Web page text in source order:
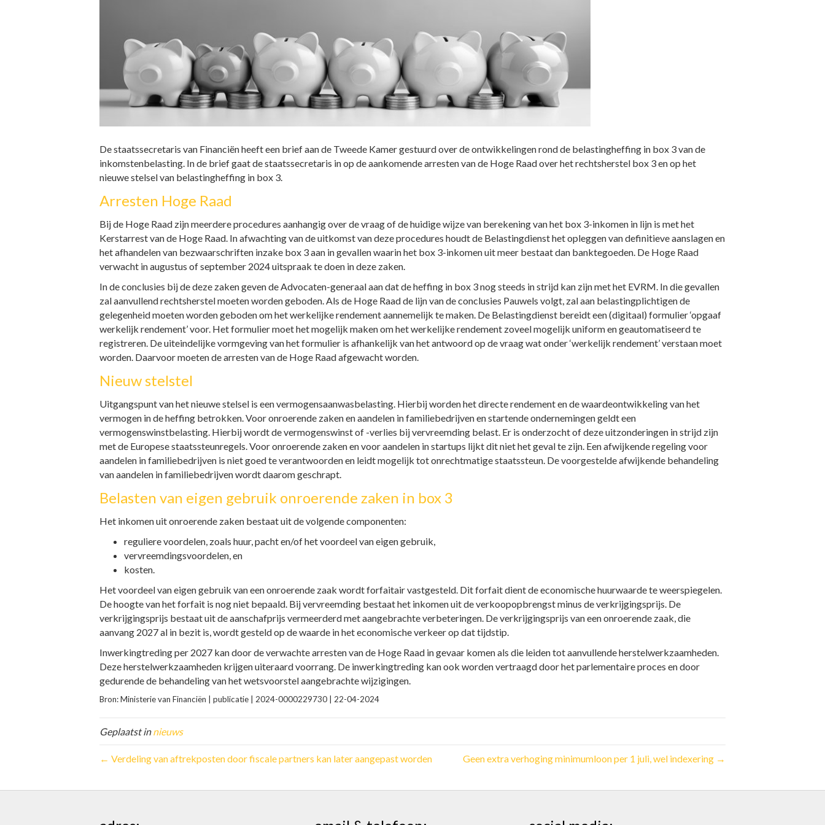
De staatssecretaris van Financiën heeft een brief aan de Tweede Kamer gestuurd over de ontwikkelingen rond de belastingheffing in box 3 van de
inkomstenbelasting. In de brief gaat de staatssecretaris in op de aankomende arresten van de Hoge Raad over het rechtsherstel box 3 en op het
nieuwe stelsel van belastingheffing in box 3.
Arresten Hoge Raad
Bij de Hoge Raad zijn meerdere procedures aanhangig over de vraag of de huidige wijze van berekening van het box 3-inkomen in lijn is met het
Kerstarrest van de Hoge Raad. In afwachting van de uitkomst van deze procedures houdt de Belastingdienst het opleggen van definitieve aanslagen en
het afhandelen van bezwaarschriften inzake box 3 aan in gevallen waarin het box 3-inkomen uit meer bestaat dan banktegoeden. De Hoge Raad
verwacht in augustus of september 2024 uitspraak te doen in deze zaken.
In de conclusies bij de deze zaken geven de Advocaten-generaal aan dat de heffing in box 3 nog steeds in strijd kan zijn met het EVRM. In die gevallen
zal aanvullend rechtsherstel moeten worden geboden. Als de Hoge Raad de lijn van de conclusies Pauwels volgt, zal aan belastingplichtigen de
gelegenheid moeten worden geboden om het werkelijke rendement aannemelijk te maken. De Belastingdienst bereidt een (digitaal) formulier ‘opgaaf
werkelijk rendement’ voor. Het formulier moet het mogelijk maken om het werkelijke rendement zoveel mogelijk uniform en geautomatiseerd te
registreren. De uiteindelijke vormgeving van het formulier is afhankelijk van het antwoord op de vraag wat onder ‘werkelijk rendement’ verstaan moet
worden. Daarvoor moeten de arresten van de Hoge Raad afgewacht worden.
Nieuw stelstel
Uitgangspunt van het nieuwe stelsel is een vermogensaanwasbelasting. Hierbij worden het directe rendement en de waardeontwikkeling van het
vermogen in de heffing betrokken. Voor onroerende zaken en aandelen in familiebedrijven en startende ondernemingen geldt een
vermogenswinstbelasting. Hierbij wordt de vermogenswinst of -verlies bij vervreemding belast. Er is onderzocht of deze uitzonderingen in strijd zijn
met de Europese staatssteunregels. Voor onroerende zaken en voor aandelen in startups lijkt dit niet het geval te zijn. Een afwijkende regeling voor
aandelen in familiebedrijven is niet goed te verantwoorden en leidt mogelijk tot onrechtmatige staatssteun. De voorgestelde afwijkende behandeling
van aandelen in familiebedrijven wordt daarom geschrapt.
Belasten van eigen gebruik onroerende zaken in box 3
Het inkomen uit onroerende zaken bestaat uit de volgende componenten:
reguliere voordelen, zoals huur, pacht en/of het voordeel van eigen gebruik,
vervreemdingsvoordelen, en
kosten.
Het voordeel van eigen gebruik van een onroerende zaak wordt forfaitair vastgesteld. Dit forfait dient de economische huurwaarde te weerspiegelen.
De hoogte van het forfait is nog niet bepaald. Bij vervreemding bestaat het inkomen uit de verkoopopbrengst minus de verkrijgingsprijs. De
verkrijgingsprijs bestaat uit de aanschafprijs vermeerderd met aangebrachte verbeteringen. De verkrijgingsprijs van een onroerende zaak, die
aanvang 2027 al in bezit is, wordt gesteld op de waarde in het economische verkeer op dat tijdstip.
Inwerkingtreding per 2027 kan door de verwachte arresten van de Hoge Raad in gevaar komen als die leiden tot aanvullende herstelwerkzaamheden.
Deze herstelwerkzaamheden krijgen uiteraard voorrang. De inwerkingtreding kan ook worden vertraagd door het parlementaire proces en door
gedurende de behandeling van het wetsvoorstel aangebrachte wijzigingen.
Bron: Ministerie van Financiën | publicatie | 2024-0000229730 | 22-04-2024
Geplaatst innieuws
← Verdeling van aftrekposten door fiscale partners kan later aangepast worden Geen extra verhoging minimumloon per 1 juli, wel indexering →